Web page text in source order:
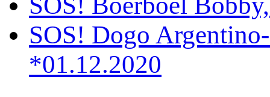
SOS! Dogo
*01.12.2020